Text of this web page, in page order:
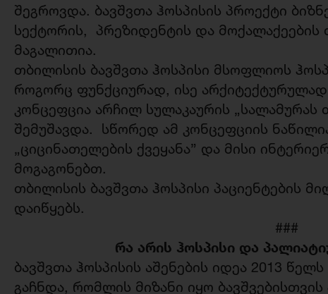
შეგროვდა. ბავშვთა ჰოსპისის პროექტი
სექტორის, პრეზიდენტის და
მაგალითია.
თბილისის ბავშვთა ჰოსპისი მსოფლიოს
როგორც ფუნქციურად, ისე
კონცეფცია არჩილ სულაკაურის „სალამურას
შემუშავდა. სწორედ ამ კონცეფციის
„ციცინათელების ქვეყანა” და მისი
მოგაგონებთ.
თბილისის ბავშვთა ჰოსპისი პაციენტების
დაიწყებს.
###
რა არის ჰოსპისი და
ბავშვთა ჰოსპისის აშენების იდეა 2013
გაჩნდა, რომლის მიზანი იყო